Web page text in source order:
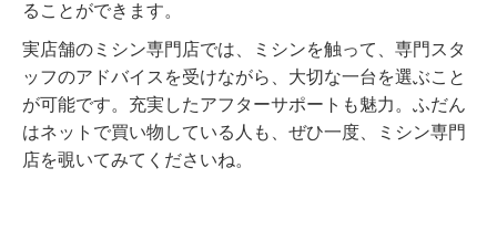
ることができます。
実店舗のミシン専門店では、ミシンを触って、専門スタ
ッフのアドバイスを受けながら、大切な一台を選ぶこと
が可能です。充実したアフターサポートも魅力。ふだん
はネットで買い物している人も、ぜひ一度、ミシン専門
店を覗いてみてくださいね。